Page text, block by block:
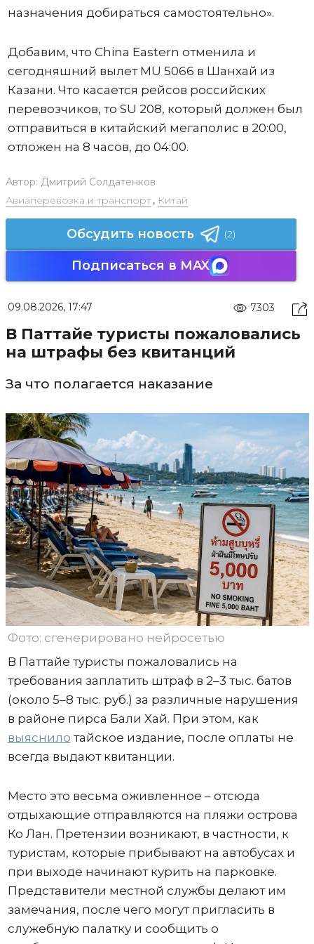
назначения добираться самостоятельно».
Добавим, что China Eastern отменила и
сегодняшний вылет MU 5066 в Шанхай из
Казани. Что касается рейсов российских
перевозчиков, то SU 208, который должен был
отправиться в китайский мегаполис в 20:00,
отложен на 8 часов, до 04:00.
Автор: Дмитрий Солдатенков
Авиаперевозка и транспорт, Китай
Обсудить новость (2)
Подписаться в MAX
09.08.2026, 17:47 7303
В Паттайе туристы пожаловались
на штрафы без квитанций
За что полагается наказание
Фото: сгенерировано нейросетью
В Паттайе туристы пожаловались на
требования заплатить штраф в 2–3 тыс. батов
(около 5–8 тыс. руб.) за различные нарушения
в районе пирса Бали Хай. При этом, как
выяснило тайское издание, после оплаты не
всегда выдают квитанции.
Место это весьма оживленное – отсюда
отдыхающие отправляются на пляжи острова
Ко Лан. Претензии возникают, в частности, к
туристам, которые прибывают на автобусах и
при выходе начинают курить на парковке.
Представители местной службы делают им
замечания, после чего могут пригласить в
служебную палатку и сообщить о